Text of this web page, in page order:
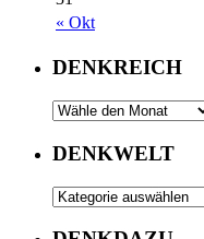
« Okt
DENKREICH
DENKWELT